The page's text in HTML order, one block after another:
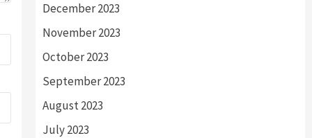
December 2023
November 2023
October 2023
September 2023
August 2023
July 2023